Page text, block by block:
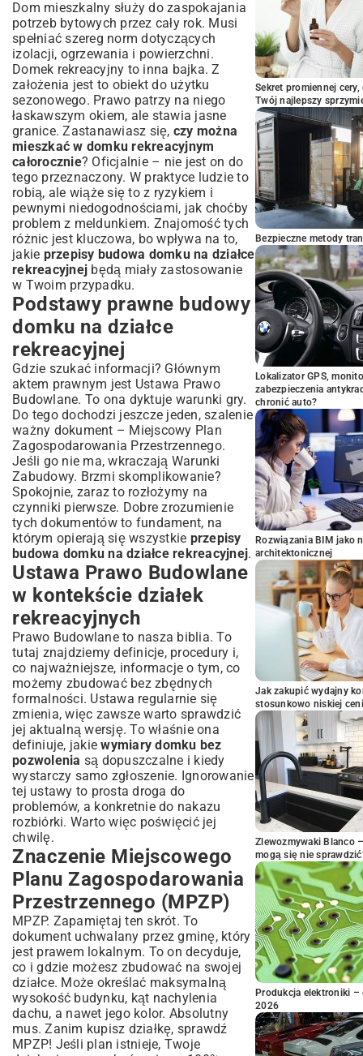
domek na działce rekreacyjnej
Dom mieszkalny służy do zaspokajania
potrzeb bytowych przez cały rok. Musi
spełniać szereg norm dotyczących
izolacji, ogrzewania i powierzchni.
Domek rekreacyjny to inna bajka. Z
założenia jest to obiekt do użytku
sezonowego. Prawo patrzy na niego
łaskawszym okiem, ale stawia jasne
granice. Zastanawiasz się, czy można
mieszkać w domku rekreacyjnym
całorocznie? Oficjalnie – nie jest on do
tego przeznaczony. W praktyce ludzie to
robią, ale wiąże się to z ryzykiem i
pewnymi niedogodnościami, jak choćby
problem z meldunkiem. Znajomość tych
różnic jest kluczowa, bo wpływa na to,
jakie przepisy budowa domku na działce
rekreacyjnej będą miały zastosowanie
w Twoim przypadku.
Podstawy prawne budowy
domku na działce
rekreacyjnej
Gdzie szukać informacji? Głównym
aktem prawnym jest Ustawa Prawo
Budowlane. To ona dyktuje warunki gry.
Do tego dochodzi jeszcze jeden, szalenie
ważny dokument – Miejscowy Plan
Zagospodarowania Przestrzennego.
Jeśli go nie ma, wkraczają Warunki
Zabudowy. Brzmi skomplikowanie?
Spokojnie, zaraz to rozłożymy na
czynniki pierwsze. Dobre zrozumienie
tych dokumentów to fundament, na
którym opierają się wszystkie przepisy
budowa domku na działce rekreacyjnej.
Ustawa Prawo Budowlane
w kontekście działek
rekreacyjnych
Prawo Budowlane to nasza biblia. To
tutaj znajdziemy definicje, procedury i,
co najważniejsze, informacje o tym, co
możemy zbudować bez zbędnych
formalności. Ustawa regularnie się
zmienia, więc zawsze warto sprawdzić
jej aktualną wersję. To właśnie ona
definiuje, jakiewymiary domku bez
pozwolenia są dopuszczalne i kiedy
wystarczy samo zgłoszenie. Ignorowanie
tej ustawy to prosta droga do
problemów, a konkretnie do nakazu
rozbiórki. Warto więc poświęcić jej
chwilę.
Znaczenie Miejscowego
Planu Zagospodarowania
Przestrzennego (MPZP)
MPZP. Zapamiętaj ten skrót. To
dokument uchwalany przez gminę, który
jest prawem lokalnym. To on decyduje,
co i gdzie możesz zbudować na swojej
działce. Może określać maksymalną
wysokość budynku, kąt nachylenia
dachu, a nawet jego kolor. Absolutny
mus. Zanim kupisz działkę, sprawdź
MPZP! Jeśli plan istnieje, Twoje
Sekret promiennej
Twój najlepszy
Bezpieczne metody
Lokalizator GPS,
zabezpieczenia
chronić auto?
Rozwiązania BIM jako
architektonicznej
Jak zakupić wydajny
stosunkowo niskiej
Zlewozmywaki Blanco
mogą się nie
Produkcja elektroniki –
2026